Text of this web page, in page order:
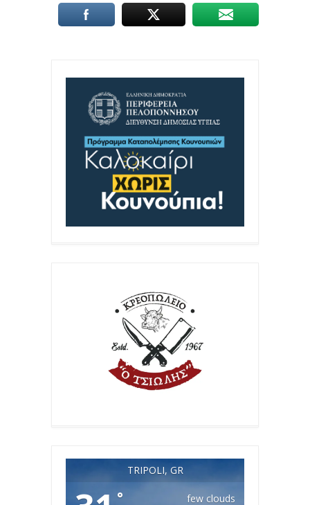
TRIPOLI, GR
°
few clouds